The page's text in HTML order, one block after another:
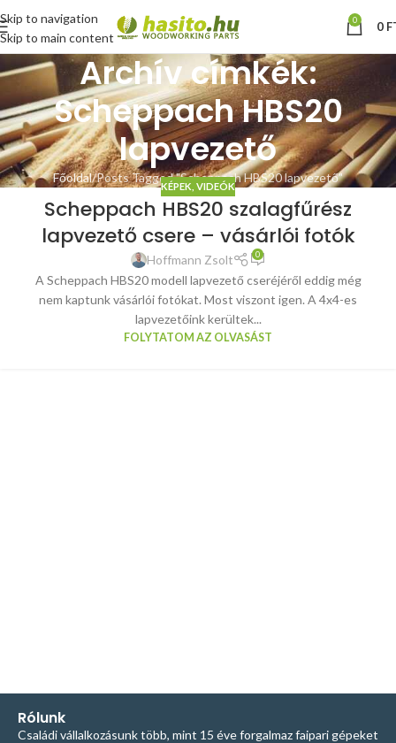
Skip to navigation
Skip to main content
0 0
Archív címkék:
Scheppach HBS20
lapvezető
Főoldal Posts Tagged "Scheppach HBS20 lapvezető"
KÉPEK, VIDEÓK
Scheppach HBS20 szalagfűrész
lapvezető csere – vásárlói fotók
Hoffmann Zsolt 0
A Scheppach HBS20 modell lapvezető cseréjéről eddig még
nem kaptunk vásárlói fotókat. Most viszont igen. A 4x4-es
lapvezetőink kerültek...
FOLYTATOM AZ OLVASÁST
Rólunk
Családi vállalkozásunk több, mint 15 éve forgalmaz faipari gépeket